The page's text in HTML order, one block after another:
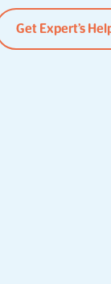
Get Expert’s